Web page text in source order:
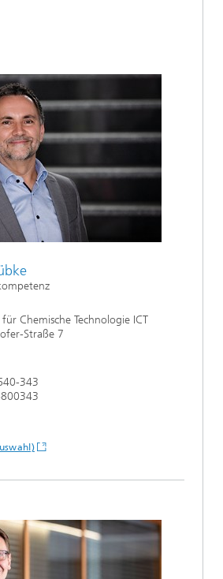
Chemische Technologie ICT
Straße 7
343